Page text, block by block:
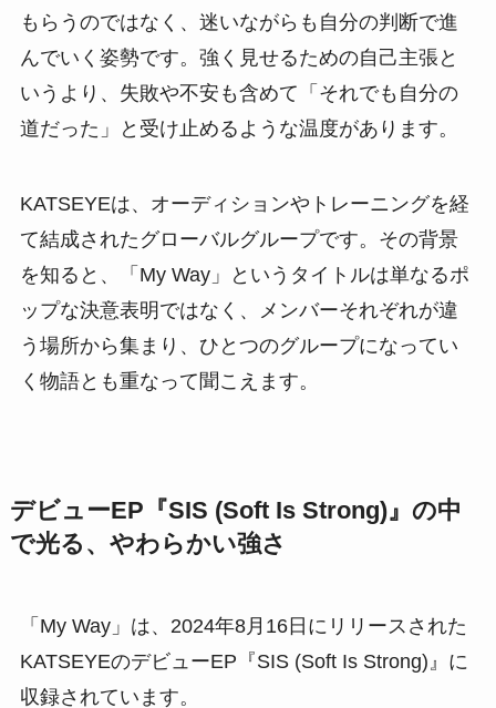
もらうのではなく、迷いながらも自分の判断で進
んでいく姿勢です。強く見せるための自己主張と
いうより、失敗や不安も含めて「それでも自分の
道だった」と受け止めるような温度があります。
KATSEYEは、オーディションやトレーニングを経
て結成されたグローバルグループです。その背景
を知ると、「My Way」というタイトルは単なるポ
ップな決意表明ではなく、メンバーそれぞれが違
う場所から集まり、ひとつのグループになってい
く物語とも重なって聞こえます。
デビューEP『SIS (Soft Is Strong)』の中
で光る、やわらかい強さ
「My Way」は、2024年8月16日にリリースされた
KATSEYEのデビューEP『SIS (Soft Is Strong)』に
収録されています。